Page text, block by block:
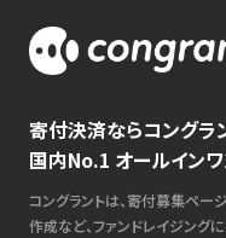
寄付決済ならコングラ
国内No.1 オールイン
コングラントは、寄付募集ペー
作成など、ファンドレイジング